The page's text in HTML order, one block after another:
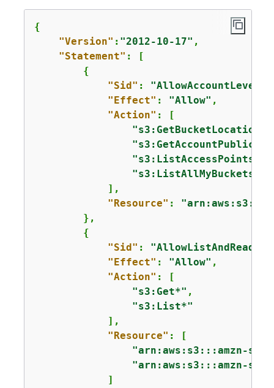
{
"Version" : "2012-10-17" ,
"Statement" : [
{
"Sid" :
"Effect" : "Allow" ,
"Action" : [
"s3:GetBucketLocation"
"s3:ListAccessPoints"
"s3:ListAllMyBuckets"
            ],
"Resource" :
        },
{
"Sid" :
"Effect" : "Allow" ,
"Action" : [
"s3:Get*" ,
"s3:List*"
            ],
"Resource" : [
"arn:aws:s3:::amzn-s3-
"arn:aws:s3:::amzn-s3-
            ]